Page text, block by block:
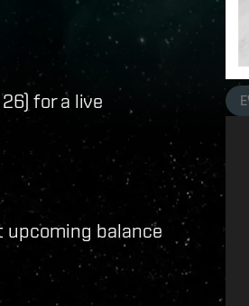
for a live
upcoming balance